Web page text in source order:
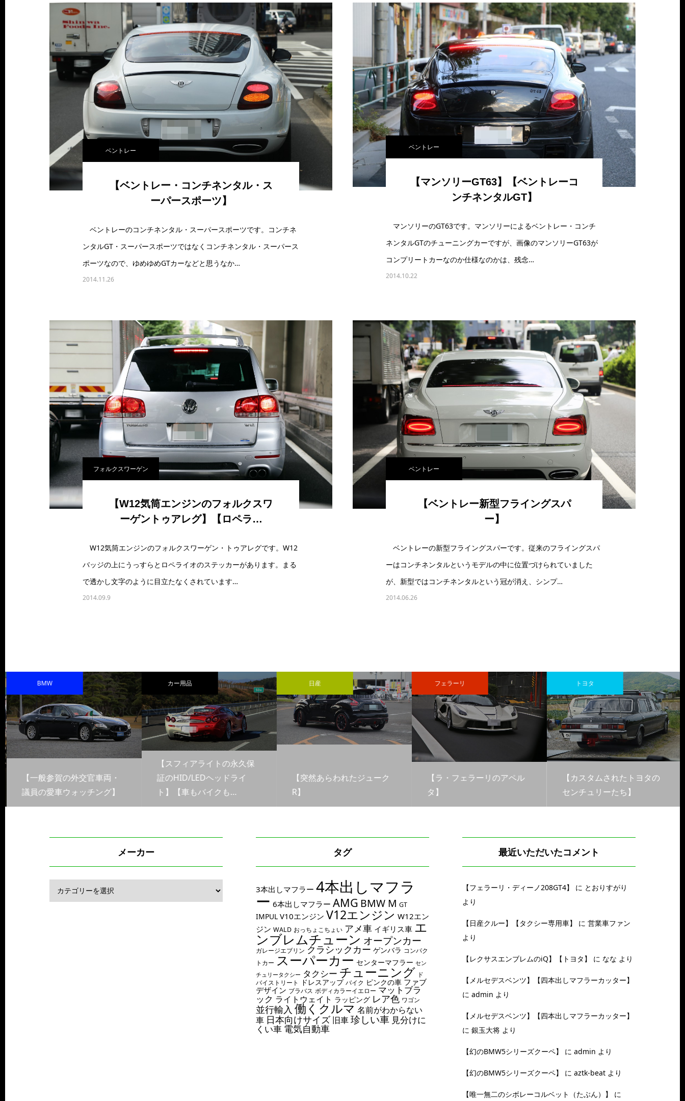
ベントレー
【ベントレー・コンチネンタル・ス
ーパースポーツ】
ベントレーのコンチネンタル・スーパースポーツです。コンチネ
ンタルGT・スーパースポーツではなくコンチネンタル・スーパース
ポーツなので、ゆめゆめGTカーなどと思うなか…
2014.11.26
ベントレー
【マンソリーGT63】【ベントレーコ
ンチネンタルGT】
マンソリーのGT63です。マンソリーによるベントレー・コンチ
ネンタルGTのチューニングカーですが、画像のマンソリーGT63が
コンプリートカーなのか仕様なのかは、残念…
2014.10.22
フォルクスワーゲン
【W12気筒エンジンのフォルクスワ
ーゲントゥアレグ】【ロペラ…
W12気筒エンジンのフォルクスワーゲン・トゥアレグです。W12
バッジの上にうっすらとロペライオのステッカーがあります。まる
で透かし文字のように目立たなくされています…
2014.09.9
ベントレー
【ベントレー新型フライングスパ
ー】
ベントレーの新型フライングスパーです。従来のフライングスパ
ーはコンチネンタルというモデルの中に位置づけられていました
が、新型ではコンチネンタルという冠が消え、シンプ…
2014.06.26
BMW
【一般参賀の外交官車両・
議員の愛車ウォッチング】
カー用品
【スフィアライトの永久保
証のHID/LEDヘッドライ
ト】【車もバイクも…
日産
【突然あらわれたジューク
R】
フェラーリ
【ラ・フェラーリのアペル
タ】
トヨタ
【カスタムされたトヨタの
センチュリーたち】
メーカー タグ
3本出しマフラー 4本出しマフラ
ー 6本出しマフラー AMG BMW M GT
IMPUL V10エンジン V12エンジン W12エン
ジン WALD おっちょこちょい アメ車 イギリス車 エ
ンブレムチューン オープンカー
ガレージエブリン クラシックカー ゲンバラ コンパク
トカー スーパーカー センターマフラー セン
チュリータクシー タクシー チューニング ド
バイストリート
ドレスアップ バイク ピンクの車 ファブ
デザイン ブラバス ボディカラーイエロー マットブラ
ック ライトウェイト ラッピング レア色 ワゴン
並行輸入 働くクルマ 名前がわからない
車 日本向けサイズ 旧車珍しい車 見分けに
くい車 電気自動車
最近いただいたコメント
【フェラーリ・ディーノ208GT4】 に とおりすがり
より
【日産クルー】【タクシー専用車】 に 営業車ファン
より
【レクサスエンブレムのiQ】【トヨタ】 に なな より
【メルセデスベンツ】【四本出しマフラーカッター】
に admin より
【メルセデスベンツ】【四本出しマフラーカッター】
に 銀玉大将 より
【幻のBMW5シリーズクーペ】 に admin より
【幻のBMW5シリーズクーペ】 に aztk-beat より
【唯一無二のシボレーコルベット（たぶん）】 に